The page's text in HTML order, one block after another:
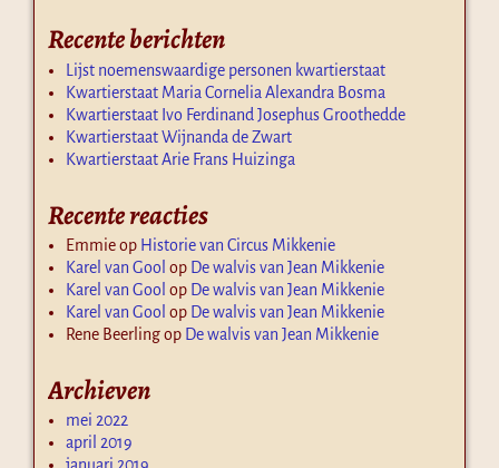
Recente berichten
Lijst noemenswaardige personen kwartierstaat
Kwartierstaat Maria Cornelia Alexandra Bosma
Kwartierstaat Ivo Ferdinand Josephus Groothedde
Kwartierstaat Wijnanda de Zwart
Kwartierstaat Arie Frans Huizinga
Recente reacties
Emmieop Historie van Circus Mikkenie
Karel van Gool op De walvis van Jean Mikkenie
Karel van Gool op De walvis van Jean Mikkenie
Karel van Gool op De walvis van Jean Mikkenie
Rene Beerlingop De walvis van Jean Mikkenie
Archieven
mei 2022
april 2019